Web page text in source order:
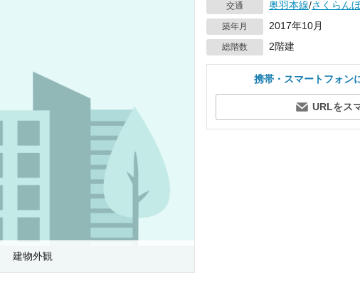
建物外観
交通 奥羽本線/さくらん
築年月 2017年10月
総階数 2階建
携帯・スマートフォン
URLをス